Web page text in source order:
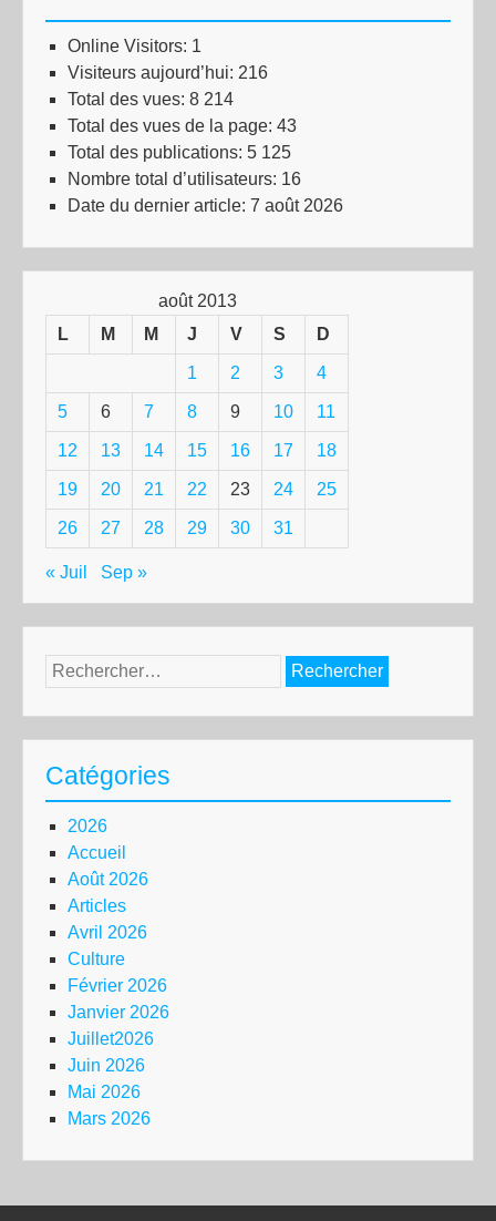
Online Visitors: 1
Visiteurs aujourd’hui: 216
Total des vues: 8 214
Total des vues de la page: 43
Total des publications: 5 125
Nombre total d’utilisateurs: 16
Date du dernier article: 7 août 2026
août 2013
L
M M J V S D
1 2 3 4
5 6 7 8 9 10 11
12 13 14 15 16 17 18
19 20 21 22 23 24 25
26 27 28 29 30 31
« Juil Sep »
Rechercher :
Catégories
2026
Accueil
Août 2026
Articles
Avril 2026
Culture
Février 2026
Janvier 2026
Juillet2026
Juin 2026
Mai 2026
Mars 2026